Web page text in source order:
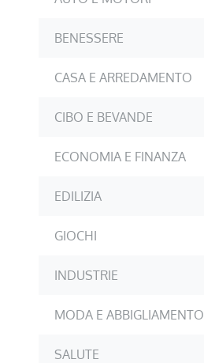
BENESSERE
CASA E ARREDAMENTO
CIBO E BEVANDE
ECONOMIA E FINANZA
EDILIZIA
GIOCHI
INDUSTRIE
MODA E ABBIGLIAMENTO
SALUTE